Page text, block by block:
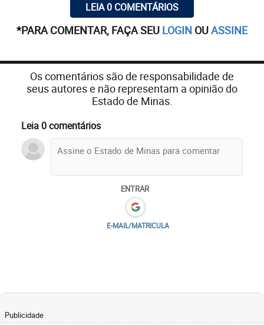
LEIA 0 COMENTÁRIOS
*PARA COMENTAR, FAÇA SEU LOGIN OUASSINE
Os comentários são de responsabilidade de
seus autores e não representam a opinião do
Estado de Minas.
Leia 0 comentários
ENTRAR
E-MAIL/MATRICULA
Publicidade